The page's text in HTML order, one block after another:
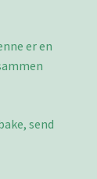
er en
send